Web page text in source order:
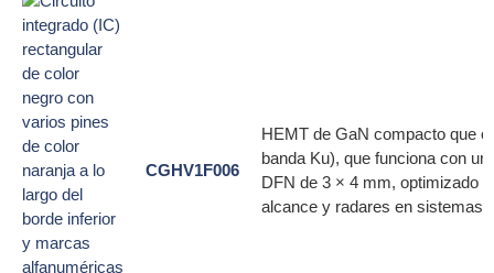
CGHV1F006
HEMT de GaN compacto que
banda Ku), que funciona con
DFN de 3 × 4 mm, optimizado
alcance y radares en sistemas